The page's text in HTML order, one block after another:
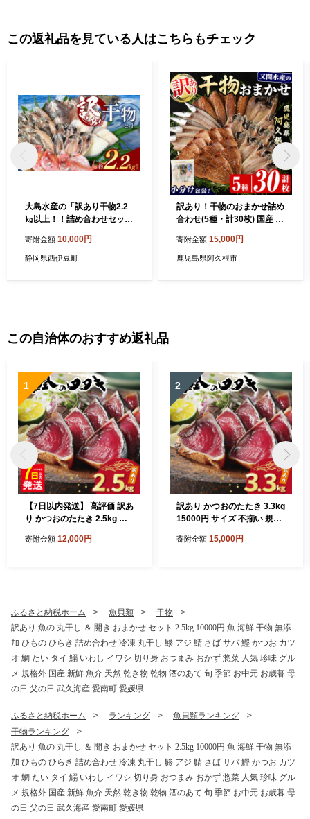
この返礼品を見ている人はこちらもチェック
大島水産の「訳あり干物2.2
㎏以上！！詰め合わせセッ
2.2㎏ 2.2㎏ 2.2キロ 以上 国
産 国外産 冷凍 西伊豆 伊豆
寄附金額 10,000円
静岡県西伊豆町
訳あり！干物のおまかせ詰め
合わせ(5種・計30枚) 国産 ひ
ト みりん干し アジ あじ 開き
鯵 サバ さば 鯖 鰯 いわし イ
寄附金額 15,000円
鹿児島県阿久根市
この自治体のおすすめ返礼品
1
【7日以内発送】 高評価 訳あ
り かつおのたたき 2.5kg 鰹
ツオのタタキ かつおのたた
タキ カツオたたき かつおタ
タキ サイズ 不揃い 規格外 傷
小分け 真空 パック 新鮮 鮮魚
天然 鰹 四国一 水揚げ タタキ
肉 厚 冷凍 大容量 人気 ハマ
スイ 愛南町 愛媛県 愛南町 愛
媛県
寄附金額 12,000円
2
訳あり かつおのたたき 3.3kg
15000円 サイズ 不揃い 規格
たたき 鰹のたたき 旬 お手軽
流水 解凍 簡単 ハマスイ 愛南
町 愛媛県
寄附金額 15,000円
ふるさと納税ホーム 魚貝類
干物
訳あり 魚の 丸干し ＆ 開き おまかせ セット 2.5kg 10000円 魚 海鮮 干物 無添
加 ひもの ひらき 詰め合わせ 冷凍 丸干し 鯵 アジ 鯖 さば サバ 鰹 かつお カツ
オ 鯛 たい タイ 鰯 いわし イワシ 切り身 おつまみ おかず 惣菜 人気 珍味 グル
メ 規格外 国産 新鮮 魚介 天然 乾き物 乾物 酒のあて 旬 季節 お中元 お歳暮 母
の日 父の日 武久海産 愛南町 愛媛県
ふるさと納税ホーム ランキング
魚貝類ランキング
干物ランキング
訳あり 魚の 丸干し ＆ 開き おまかせ セット 2.5kg 10000円 魚 海鮮 干物 無添
加 ひもの ひらき 詰め合わせ 冷凍 丸干し 鯵 アジ 鯖 さば サバ 鰹 かつお カツ
オ 鯛 たい タイ 鰯 いわし イワシ 切り身 おつまみ おかず 惣菜 人気 珍味 グル
メ 規格外 国産 新鮮 魚介 天然 乾き物 乾物 酒のあて 旬 季節 お中元 お歳暮 母
の日 父の日 武久海産 愛南町 愛媛県